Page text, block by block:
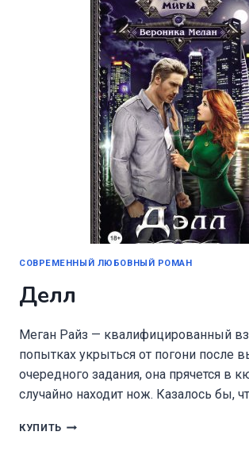
КАЙД.
КНИГА
СОВРЕМЕННЫЙ ЛЮБОВНЫЙ РОМАН
Делл
Меган Райз — квалифицированный
попытках укрыться от погони после
очередного задания, она прячется в
случайно находит нож. Казалось бы,
КУПИТЬ ДЕЛЛ